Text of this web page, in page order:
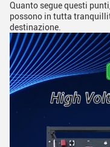
Quanto segue questi
possono in tutta
destinazione.